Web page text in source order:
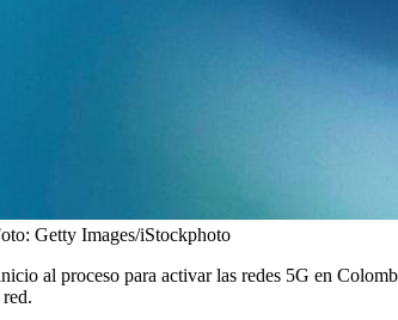
Getty Images/iStockphoto
al proceso para activar las redes 5G en